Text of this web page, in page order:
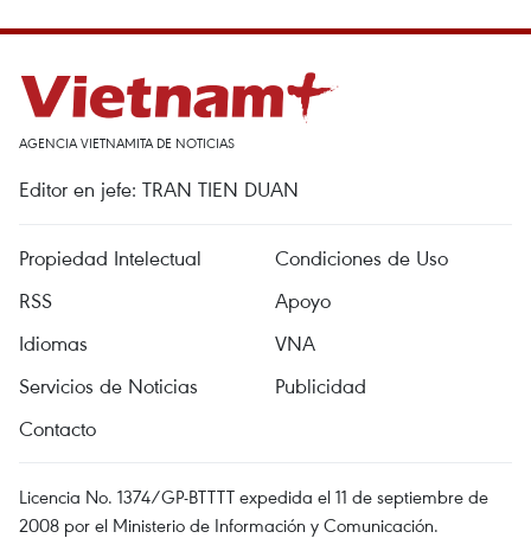
AGENCIA VIETNAMITA DE NOTICIAS
Editor en jefe: TRAN TIEN DUAN
Propiedad Intelectual
Condiciones de Uso
RSS
Apoyo
Idiomas
VNA
Servicios de Noticias
Publicidad
Contacto
Licencia No. 1374/GP-BTTTT expedida el 11 de septiembre de
2008 por el Ministerio de Información y Comunicación.